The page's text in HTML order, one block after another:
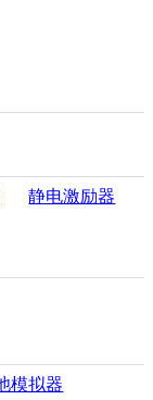
静电激励器
模拟器